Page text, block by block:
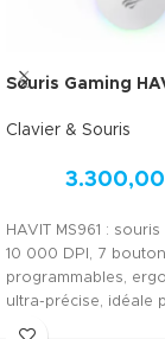
Souris Gaming
Clavier & Souris
3.300,00
HAVIT MS961 :
10 000 DPI, 7
programmables,
ultra-précise, idéale
performance et